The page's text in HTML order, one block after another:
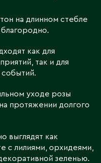
на длинном стебле
как для
так и для
уходе розы
протяжении долгого
выглядят как
с лилиями, орхидеями,
зеленью.